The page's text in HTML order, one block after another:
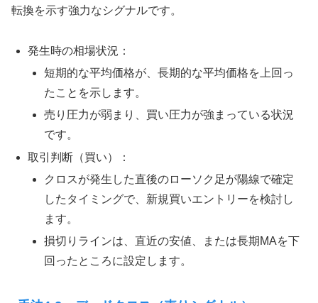
転換を示す強力なシグナルです。
発生時の相場状況：
短期的な平均価格が、長期的な平均価格を上回っ
たことを示します。
売り圧力が弱まり、買い圧力が強まっている状況
です。
取引判断（買い）：
クロスが発生した直後のローソク足が陽線で確定
したタイミングで、新規買いエントリーを検討し
ます。
損切りラインは、直近の安値、または長期MAを下
回ったところに設定します。